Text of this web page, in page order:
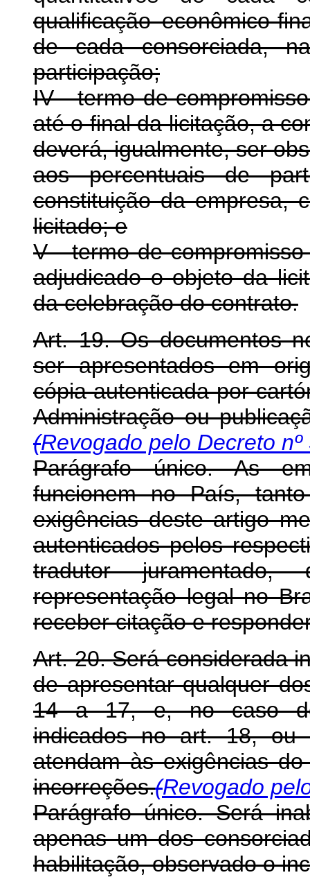
qualificação econômico-
de cada consorciada,
participação;
IV - termo de
até o final da licitação, a
deverá, igualmente, ser
aos percentuais de
constituição da empresa,
licitado; e
V - termo de
adjudicado o objeto da
da celebração do contrato.
Art. 19. Os documentos
ser apresentados em
cópia autenticada por
Administração ou
(Revogado pelo Decreto
Parágrafo único. As
funcionem no País,
exigências deste artigo
autenticados pelos
tradutor
representação legal no
receber citação e
Art. 20. Será considerada
de apresentar qualquer
14 a 17, e, no caso de
indicados no art. 18, ou
atendam às exigências
incorreções.(Revogado
Parágrafo único. Será
apenas um dos
habilitação, observado o